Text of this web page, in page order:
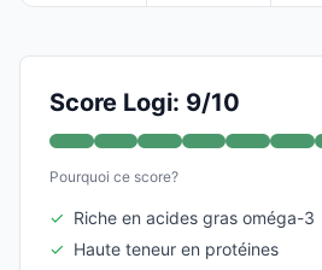
Score Logi: 9/10
Pourquoi ce score?
✓ Riche en acides gras oméga-3
✓ Haute teneur en protéines